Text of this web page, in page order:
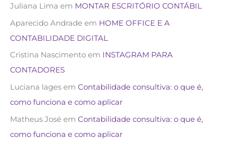
Juliana Lima em MONTAR ESCRITÓRIO CONTÁBIL
Aparecido Andrade em HOME OFFICE E A
CONTABILIDADE DIGITAL
Cristina Nascimento em INSTAGRAM PARA
CONTADORES
Luciana lages em Contabilidade consultiva: o que é,
como funciona e como aplicar
Matheus José em Contabilidade consultiva: o que é,
como funciona e como aplicar